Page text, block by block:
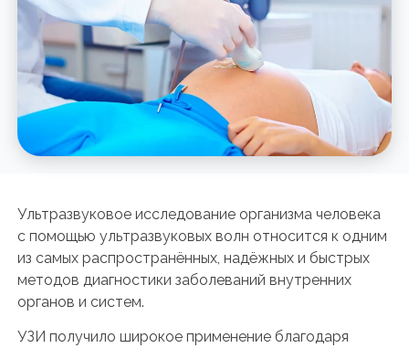
Ультразвуковое исследование организма человека
с помощью ультразвуковых волн относится к одним
из самых распространённых, надёжных и быстрых
методов диагностики заболеваний внутренних
органов и систем.
УЗИ получило широкое применение благодаря